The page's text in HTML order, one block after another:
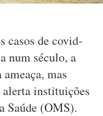
casos de covid-
num século, a
mas
instituições
Saúde (OMS).